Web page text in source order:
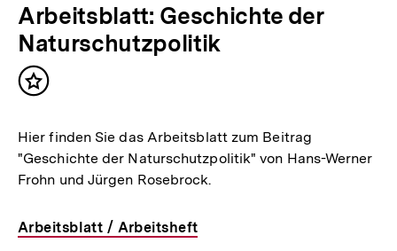
Arbeitsblatt: Geschichte der
Naturschutzpolitik
Inhalt
Hier finden Sie das Arbeitsblatt zum Beitrag
"Geschichte der Naturschutzpolitik" von Hans-Werner
Frohn und Jürgen Rosebrock.
Arbeitsblatt / Arbeitsheft